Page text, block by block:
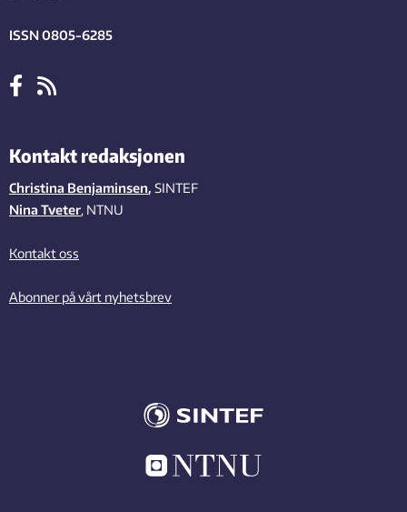
ISSN 0805-6285
Kontakt redaksjonen
Christina Benjaminsen, SINTEF
Nina Tveter, NTNU
Kontakt oss
Abonner på vårt nyhetsbrev